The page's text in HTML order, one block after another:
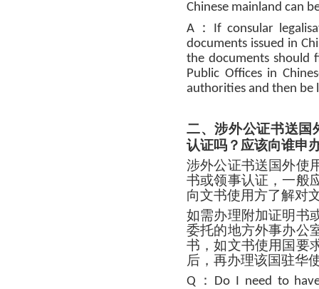
Chinese mainland can
A ： If consular
documents issued in
the documents should
Public Offices in
authorities and then be
二、涉外公证书送国
认证吗？应该向谁申
涉外公证书送国外使
书或领事认证，一般
向文书使用方了解对
如需办理附加证明书
委托的地方外事办公
书，如文书使用国要
后，再办理该国驻华
Q ： Do I need to